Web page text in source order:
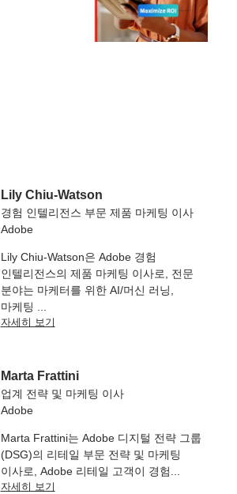
Lily Chiu-Watson
경험 인텔리전스 부문 제품 마케팅 이사
Adobe
Lily Chiu-Watson은 Adobe 경험
인텔리전스의 제품 마케팅 이사로, 전문
분야는 마케터를 위한 AI/머신 러닝,
마케팅
자세히 보기
Marta Frattini
업계 전략 및 마케팅 이사
Adobe
Marta Frattini는 Adobe 디지털 전략 그룹
(DSG)의 리테일 부문 전략 및 마케팅
이사로, Adobe 리테일 고객이 경험
자세히 보기